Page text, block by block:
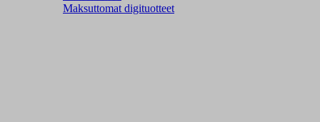
Maksuttomat digituotteet